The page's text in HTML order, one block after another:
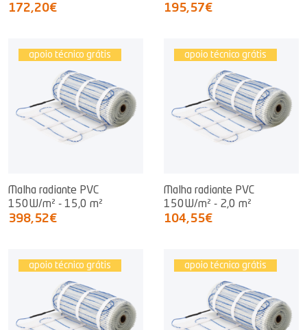
172,20€ 195,57€
apoio técnico grátis
Malha radiante PVC
150W/m² - 15,0 m²
398,52€
apoio técnico grátis
Malha radiante PVC
150W/m² - 2,0 m²
104,55€
apoio técnico grátis apoio técnico grátis